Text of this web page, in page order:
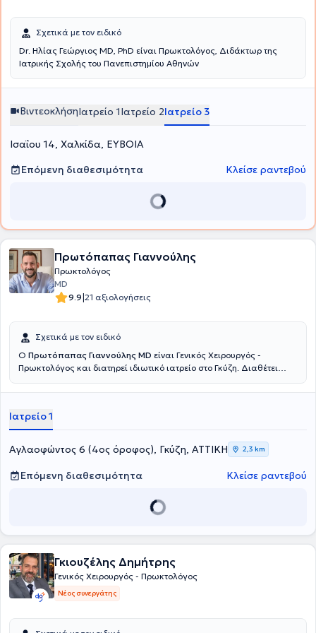
Σχετικά με τον ειδικό
Dr. Ηλίας Γεώργιος MD, PhD είναι Πρωκτολόγος, Διδάκτωρ της
Ιατρικής Σχολής του Πανεπιστημίου Αθηνών
ΒιντεοκλήσηΙατρείο 1Ιατρείο 2Ιατρείο 3
Ισαΐου 14, Χαλκίδα, ΕΥΒΟΙΑ
Επόμενη διαθεσιμότητα
Κλείσε ραντεβού
Πρωτόπαπας Γιαννούλης
Πρωκτολόγος
MD
9.9|21 αξιολογήσεις
Σχετικά με τον ειδικό
Ο Πρωτόπαπας Γιαννούλης MD είναι Γενικός Χειρουργός -
Πρωκτολόγος και διατηρεί ιδιωτικό ιατρείο στο Γκύζη. Διαθέτει
Καποδιστριακού Πανεπιστημίου Αθηνών και ειδικεύτηκε στη Γενική
Μετεκπαιδεύτηκε στην Επείγουσα Προνοσοκομειακή Ιατρική και
κατέχει πιστοποίηση ATLS και Definitive Surgical Trauma Care
Course. Είναι συνεργάτης της Αθηναϊκής Κλινικής και του Doctor's
Hospital. Τέλος, είναι μέλος της Ελληνικής Εταιρείας Επούλωσης
Τραύματος και Ελκών και συμμετέχει σε πλήθος συνεδρίων στην
Ελλάδα και το εξωτερικό, στα πλαίσια της συνεχούς κατάρτισης,
Ιατρείο 1
Αγλαοφώντος 6 (4ος όροφος), Γκύζη, ΑΤΤΙΚΗ 2,3 km
Επόμενη διαθεσιμότητα Κλείσε ραντεβού
Γκιουζέλης Δημήτρης
Γενικός Χειρουργός - Πρωκτολόγος
Νέος συνεργάτης